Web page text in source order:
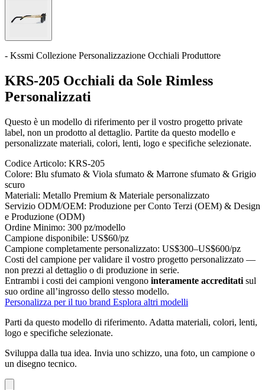
- Kssmi Collezione Personalizzazione Occhiali Produttore
KRS-205 Occhiali da Sole Rimless
Personalizzati
Questo è un modello di riferimento per il vostro progetto private
label, non un prodotto al dettaglio. Partite da questo modello e
personalizzate materiali, colori, lenti, logo e specifiche selezionate.
Codice Articolo: KRS-205
Colore: Blu sfumato & Viola sfumato & Marrone sfumato & Grigio
scuro
Materiali: Metallo Premium & Materiale personalizzato
Servizio ODM/OEM: Produzione per Conto Terzi (OEM) & Design
e Produzione (ODM)
Ordine Minimo: 300 pz/modello
Campione disponibile: US$60/pz
Campione completamente personalizzato: US$300–US$600/pz
Costi del campione per validare il vostro progetto personalizzato —
non prezzi al dettaglio o di produzione in serie.
Entrambi i costi dei campioni vengono interamente accreditati sul
suo ordine all’ingrosso dello stesso modello.
Personalizza per il tuo brand Esplora altri modelli
Parti da questo modello di riferimento. Adatta materiali, colori, lenti,
logo e specifiche selezionate.
Sviluppa dalla tua idea. Invia uno schizzo, una foto, un campione o
un disegno tecnico.